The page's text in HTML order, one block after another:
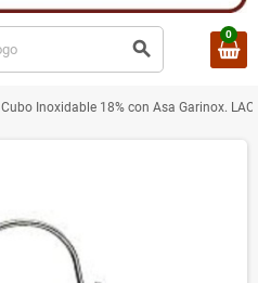
search
0
Cubo Inoxidable 18% con Asa Garinox.